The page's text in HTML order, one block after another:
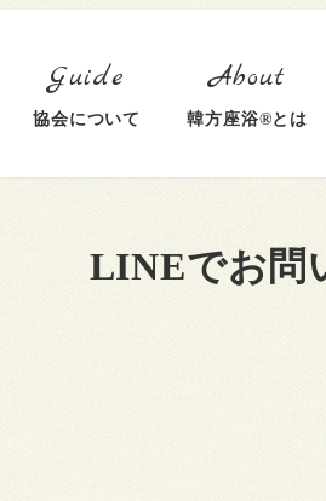
協会について 韓方座浴®とは
LINEでお問